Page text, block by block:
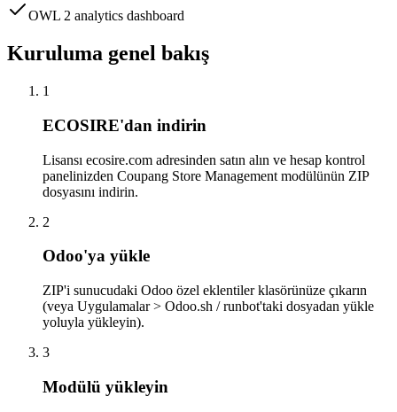
OWL 2 analytics dashboard
Kuruluma genel bakış
1
ECOSIRE'dan indirin
Lisansı ecosire.com adresinden satın alın ve hesap kontrol
panelinizden Coupang Store Management modülünün ZIP
dosyasını indirin.
2
Odoo'ya yükle
ZIP'i sunucudaki Odoo özel eklentiler klasörünüze çıkarın
(veya Uygulamalar > Odoo.sh / runbot'taki dosyadan yükle
yoluyla yükleyin).
3
Modülü yükleyin